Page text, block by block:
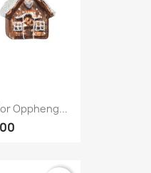
Oppheng...